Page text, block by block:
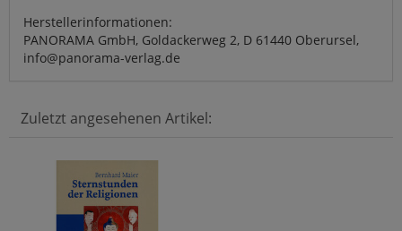
Herstellerinformationen:
PANORAMA GmbH, Goldackerweg 2, D 61440 Oberursel,
info@panorama-verlag.de
Zuletzt angesehenen Artikel: